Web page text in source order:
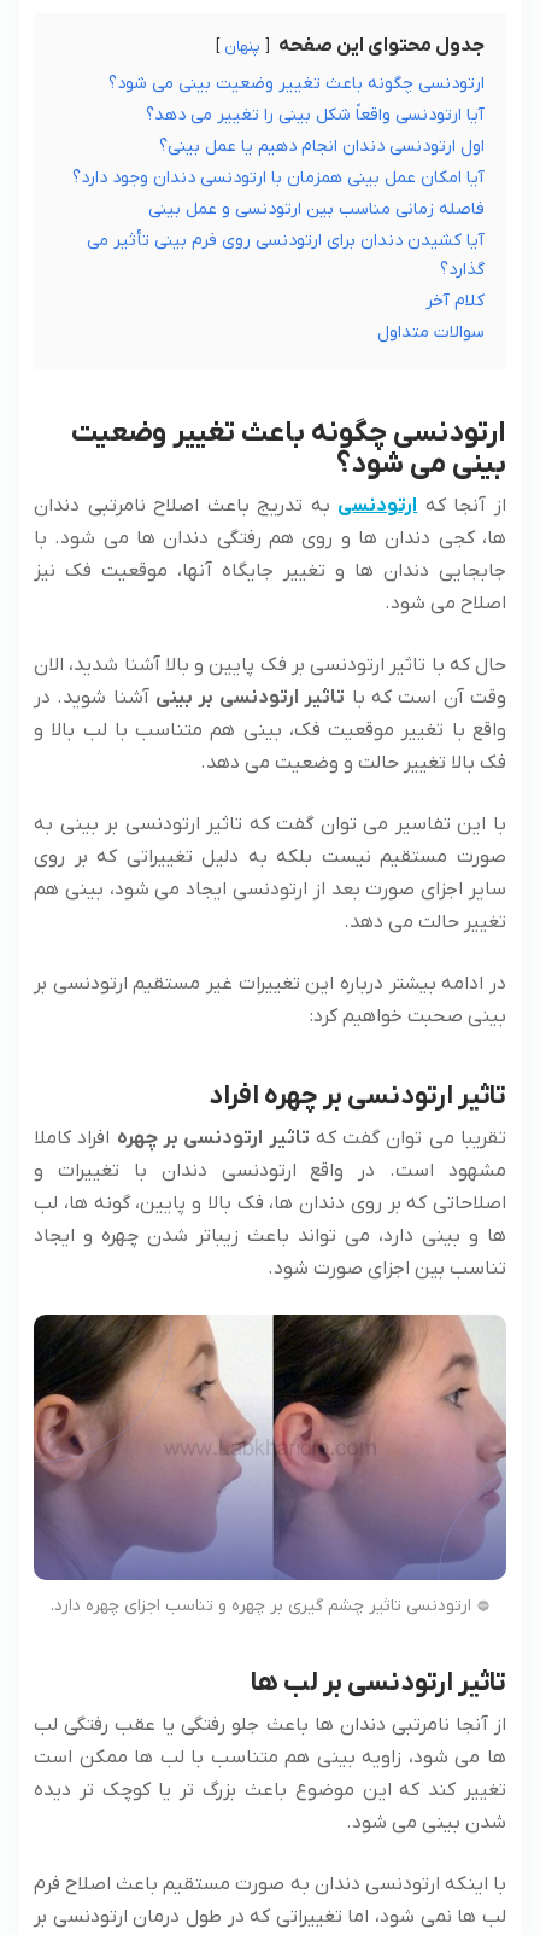
جدول محتوای این صفحه پنهان
ارتودنسی چگونه باعث تغییر وضعیت بینی می شود؟
آیا ارتودنسی واقعاً شکل بینی را تغییر می‌ دهد؟
اول ارتودنسی دندان انجام دهیم یا عمل بینی؟
آیا امکان عمل بینی همزمان با ارتودنسی دندان وجود دارد؟
فاصله زمانی مناسب بین ارتودنسی و عمل بینی
آیا کشیدن دندان برای ارتودنسی روی فرم بینی تأثیر می‌
گذارد؟
کلام آخر
سوالات متداول
ارتودنسی چگونه باعث تغییر وضعیت
بینی می شود؟
از آنجا که ارتودنسی به تدریج باعث اصلاح نامرتبی دندان
ها، کجی دندان ها و روی هم رفتگی دندان ها می شود. با
جابجایی دندان ها و تغییر جایگاه آنها، موقعیت فک نیز
اصلاح می شود.
حال که با تاثیر ارتودنسی بر فک پایین و بالا آشنا شدید، الان
وقت آن است که با تاثیر ارتودنسی بر بینی آشنا شوید. در
واقع با تغییر موقعیت فک، بینی هم متناسب با لب بالا و
فک بالا تغییر حالت و وضعیت می دهد.
با این تفاسیر می توان گفت که تاثیر ارتودنسی بر بینی به
صورت مستقیم نیست بلکه به دلیل تغییراتی که بر روی
سایر اجزای صورت بعد از ارتودنسی ایجاد می شود، بینی هم
تغییر حالت می دهد.
در ادامه بیشتر درباره این تغییرات غیر مستقیم ارتودنسی بر
بینی صحبت خواهیم کرد:
تاثیر ارتودنسی بر چهره افراد
تقریبا می توان گفت که تاثیر ارتودنسی بر چهره افراد کاملا
مشهود است. در واقع ارتودنسی دندان با تغییرات و
اصلاحاتی که بر روی دندان ها، فک بالا و پایین، گونه ها، لب
ها و بینی دارد، می تواند باعث زیباتر شدن چهره و ایجاد
تناسب بین اجزای صورت شود.
ارتودنسی تاثیر چشم گیری بر چهره و تناسب اجزای چهره دارد.
تاثیر ارتودنسی بر لب ها
از آنجا نامرتبی دندان ها باعث جلو رفتگی یا عقب رفتگی لب
ها می شود، زاویه بینی هم متناسب با لب ها ممکن است
تغییر کند که این موضوع باعث بزرگ تر یا کوچک تر دیده
شدن بینی می شود.
با اینکه ارتودنسی دندان به صورت مستقیم باعث اصلاح فرم
لب ها نمی شود، اما تغییراتی که در طول درمان ارتودنسی بر